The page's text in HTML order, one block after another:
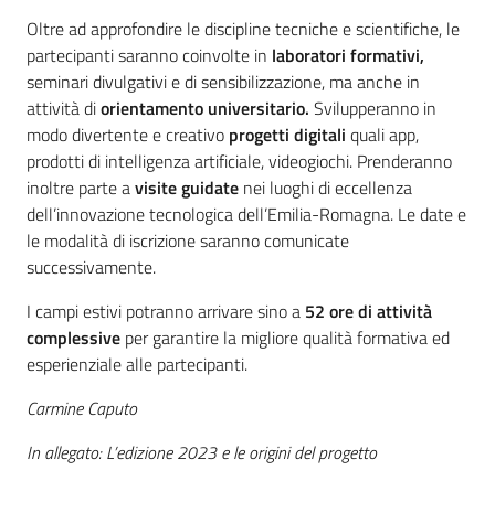
Oltre ad approfondire le discipline tecniche e scientifiche, le
partecipanti saranno coinvolte in laboratori formativi,
seminari divulgativi e di sensibilizzazione, ma anche in
attività diorientamento universitario. Svilupperanno in
modo divertente e creativo progetti digitali quali app,
prodotti di intelligenza artificiale, videogiochi. Prenderanno
inoltre parte avisite guidate nei luoghi di eccellenza
dell’innovazione tecnologica dell’Emilia-Romagna. Le date e
le modalità di iscrizione saranno comunicate
successivamente.
I campi estivi potranno arrivare sino a 52 ore di attività
complessive per garantire la migliore qualità formativa ed
esperienziale alle partecipanti.
Carmine Caputo
In allegato: L’edizione 2023 e le origini del progetto